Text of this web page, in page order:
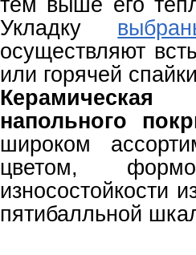
Укладку
осуществляют
или горячей
К
напольного
широком
цветом,
износостойкости
пятибалльной